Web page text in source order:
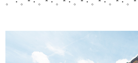
。・。*・。*・。*・。*・。*・。*・。